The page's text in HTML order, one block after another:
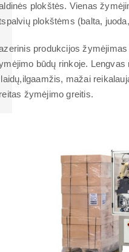
plokštės. Vienas
plokštėms (balta,
produkcijos
būdų rinkoje.
mažai
žymėjimo greitis.